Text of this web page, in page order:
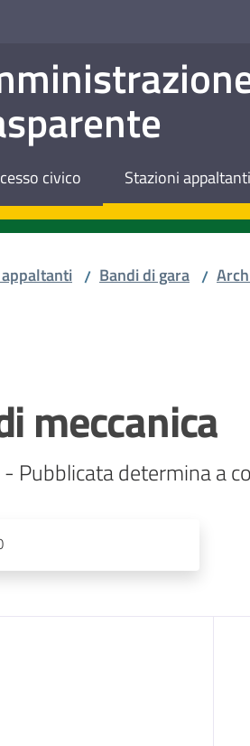
civico Stazioni appaltanti
/ Bandi di gara /
meccanica